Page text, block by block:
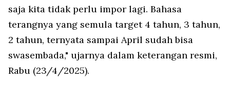
saja kita tidak perlu impor lagi. Bahasa
terangnya yang semula target 4 tahun, 3 tahun,
2 tahun, ternyata sampai April sudah bisa
swasembada," ujarnya dalam keterangan resmi,
Rabu (23/4/2025).